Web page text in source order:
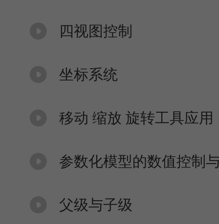
四视图控制
坐标系统
移动 缩放 旋转工具应用
参数化模型的数值控制
父级与子级